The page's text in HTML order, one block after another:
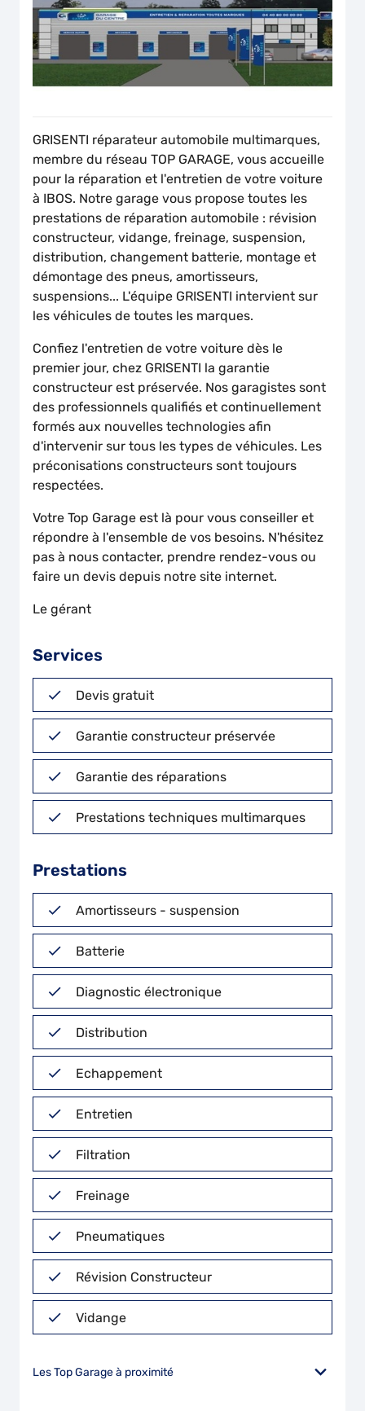
GRISENTI réparateur automobile multimarques,
membre du réseau TOP GARAGE, vous accueille
pour la réparation et l'entretien de votre voiture
à IBOS. Notre garage vous propose toutes les
prestations de réparation automobile : révision
constructeur, vidange, freinage, suspension,
distribution, changement batterie, montage et
démontage des pneus, amortisseurs,
suspensions... L'équipe GRISENTI intervient sur
les véhicules de toutes les marques.
Confiez l'entretien de votre voiture dès le
premier jour, chez GRISENTI la garantie
constructeur est préservée. Nos garagistes sont
des professionnels qualifiés et continuellement
formés aux nouvelles technologies afin
d'intervenir sur tous les types de véhicules. Les
préconisations constructeurs sont toujours
respectées.
Votre Top Garage est là pour vous conseiller et
répondre à l'ensemble de vos besoins. N'hésitez
pas à nous contacter, prendre rendez-vous ou
faire un devis depuis notre site internet.
Le gérant
Services
Devis gratuit
Garantie constructeur préservée
Garantie des réparations
Prestations techniques multimarques
Prestations
Amortisseurs - suspension
Batterie
Diagnostic électronique
Distribution
Echappement
Entretien
Filtration
Freinage
Pneumatiques
Révision Constructeur
Vidange
Les Top Garage à proximité